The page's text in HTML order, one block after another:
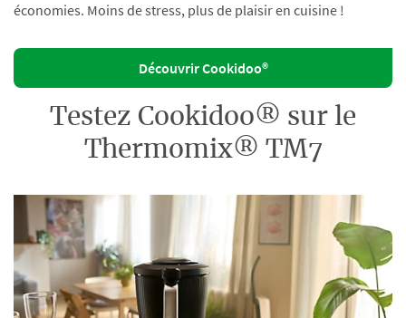
économies. Moins de stress, plus de plaisir en cuisine !
Découvrir Cookidoo®
Testez Cookidoo® sur le
Thermomix® TM7